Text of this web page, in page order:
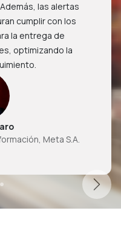
las alertas
cumplir con los
la entrega de
optimizando la
Meta S.A.